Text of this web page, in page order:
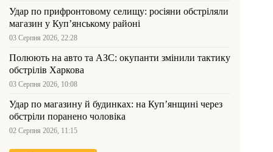
Удар по прифронтовому селищу: росіяни обстріляли
магазин у Куп’янському районі
03 Серпня 2026, 22:28
Полюють на авто та АЗС: окупанти змінили тактику
обстрілів Харкова
03 Серпня 2026, 10:08
Удар по магазину й будинках: на Куп’янщині через
обстріли поранено чоловіка
02 Серпня 2026, 11:15